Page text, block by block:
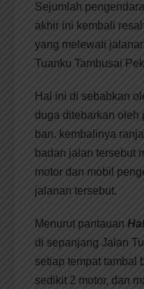
Sejumlah
akhir ini kembali
yang melewati
Tuanku Tambusai
Hal ini di sebabkan
duga ditebarkan oleh
ban. kembalinya
badan jalan tersebut
motor dan mobil
jalanan tersebut.
Menurut pantauan
di sepanjang Jalan
setiap tempat tambal
sedikit 2 motor, dan